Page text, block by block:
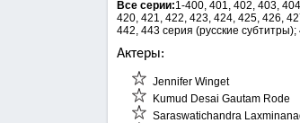
Все серии:1-400, 401, 402, 403,
420, 421, 422, 423, 424, 425, 426,
442, 443 серия (русские
Актеры:
Jennifer Winget
Kumud Desai Gautam Rode
Saraswatichandra